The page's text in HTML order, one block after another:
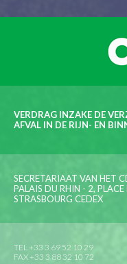
VERDRAG INZAKE DE
AFVAL IN DE RIJN- EN
SECRETARIAAT VAN HET
PALAIS DU RHIN - 2,
STRASBOURG CEDEX
TEL +33 3 69 52 10 29
FAX +33 3 88 32 10 72